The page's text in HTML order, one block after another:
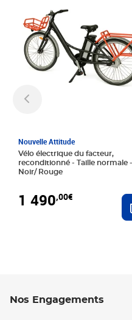
Nouvelle Attitude
Vélo électrique du facteur,
reconditionné - Taille normale -
Noir/ Rouge
1 490,00€
Nos Engagements